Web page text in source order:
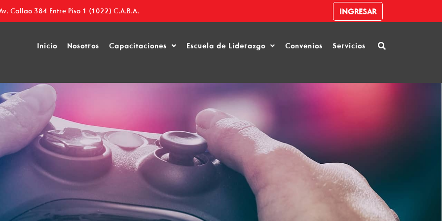
Callao 384 Entre Piso 1 (1022) C.A.B.A. INGRESAR
de Videojuegos
Inicio Nosotros Capacitaciones Escuela de Liderazgo Convenios Servicios